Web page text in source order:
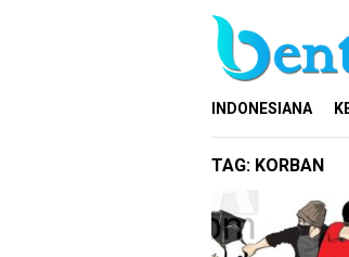
INDONESIANA
TAG: KORBAN